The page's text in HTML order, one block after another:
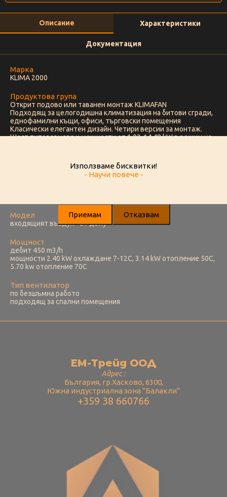
Използваме бисквитки!
- Научи повече -
Приемам Отказвам
Описание Характеристики
Документация
Марка
KLIMA 2000
Продуктова група
Открит подово или таванен монтаж KLIMAFAN
Подходящ за целогодишна климатизация на битови сгради,
еднофамилни къщи, офиси, търговски помещения
Класически елегантен дизайн. Четири версии за монтаж.
Шест типоразмера и мощности от 1.93-14.48 kW в режим на
целогодишна климатизация на битови сгради, еднофамилни
къщи, офиси, търговски помещения
Модел
входящият въздух - от долу
Мощност
дебит 450 m3/h
мощности 2.40 kW охлaждане 7-12С, 3.14 kW отопление 50C,
5.70 kw отопление 70C
Тип вентилатор
по безшъмна работо
подходящ за спални помещения
ЕМ-Трейд ООД
Адрес :
България, гр.Хасково, 6300,
Южна индустриална зона "Балакли"
+359 38 660766